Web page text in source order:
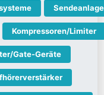
Kompressoren/Limiter
Gate-Geräte